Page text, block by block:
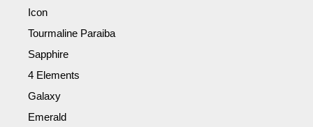
Icon
Tourmaline Paraiba
Sapphire
4 Elements
Galaxy
Emerald